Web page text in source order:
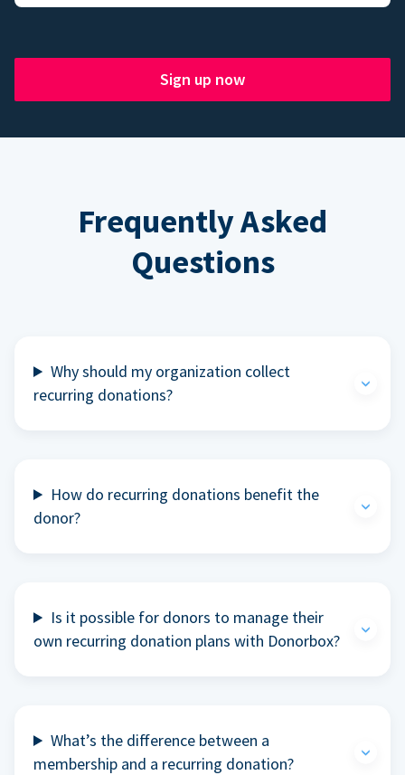
Sign up now
Frequently Asked
Questions
Why should my organization collect
recurring donations?
How do recurring donations benefit the
donor?
Is it possible for donors to manage their
own recurring donation plans with Donorbox?
What’s the difference between a
membership and a recurring donation?